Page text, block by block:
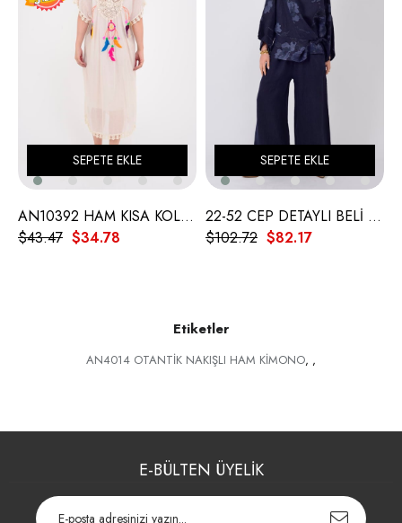
AN10392 HAM KISA KOL DÜŞ KAPANI ELBİSE
$34.78
$43.47
SEPETE EKLE
22-52 CEP DETAYLI BELİ LASTİKLİ KETEN PANTOLON
$82.17
$102.72
SEPETE EKLE
Etiketler
AN4014 OTANTİK NAKIŞLI HAM KİMONO, ,
E-BÜLTEN ÜYELİK